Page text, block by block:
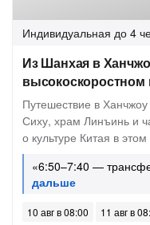
Индивидуальная до 4
Из Шанхая в
высокоскоростном
Путешествие в
Сиху, храм Линъинь и
о культуре Китая в
«6:50–7:40 —
10 авг в 08:00
11 авг в